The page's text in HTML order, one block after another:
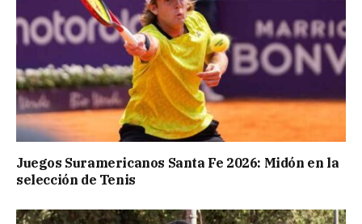
Juegos Suramericanos Santa Fe 2026: Midón en la
selección de Tenis